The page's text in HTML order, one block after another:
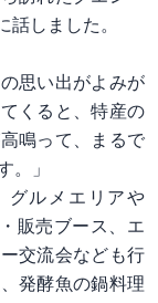
しました。
思い出がよみが
くると、特産の
鳴って、まるで
。」
グルメエリアや
販売ブース、エ
交流会なども行
発酵魚の鍋料理